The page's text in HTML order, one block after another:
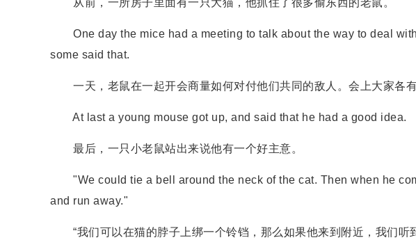
从前，一所房子里面有一只大猫，他抓住了很多偷东西的老鼠。
One day the mice had a meeting to talk about the way to deal
some said that.
一天，老鼠在一起开会商量如何对付他们共同的敌人。会上大家各有
At last a young mouse got up, and said that he had a good idea.
最后，一只小老鼠站出来说他有一个好主意。
"We could tie a bell around the neck of the cat. Then when he
and run away."
“我们可以在猫的脖子上绑一个铃铛，那么如果他来到附近，我们听